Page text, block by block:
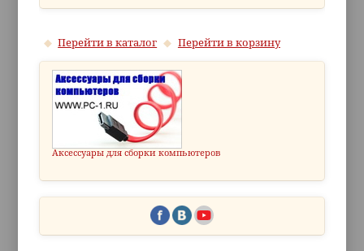
Перейти в каталог Перейти в корзину
Аксессуары для сборки компьютеров